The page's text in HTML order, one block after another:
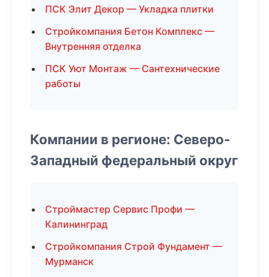
ПСК Элит Декор — Укладка плитки
Стройкомпания Бетон Комплекс —
Внутренняя отделка
ПСК Уют Монтаж — Сантехнические
работы
Компании в регионе: Северо-
Западный федеральный округ
Строймастер Сервис Профи —
Калининград
Стройкомпания Строй Фундамент —
Мурманск